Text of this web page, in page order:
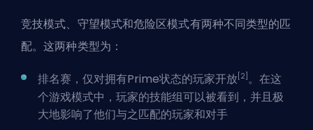
竞技模式、守望模式和危险区模式有两种不同类型的匹
配。这两种类型为：
排名赛，仅对拥有Prime状态的玩家开放 [2] 。在这
个游戏模式中，玩家的技能组可以被看到，并且极
大地影响了他们与之匹配的玩家和对手